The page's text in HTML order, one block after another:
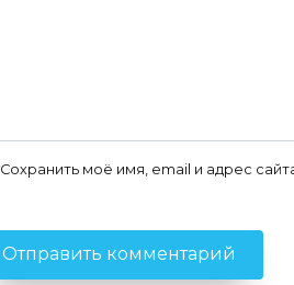
Сохранить моё имя, email и адрес